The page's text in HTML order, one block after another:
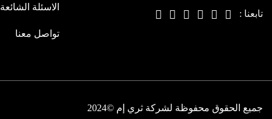
تابعنا :
الاسئلة الشائعة
تواصل معنا
جميع الحقوق محفوظة لشركة ثري إم ©2024